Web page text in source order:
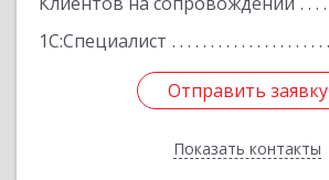
1С:Специалист
Отправить заявку
Показать контакты
Отправить заявку
Назад